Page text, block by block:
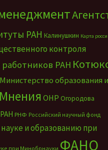
РАН Калинушкин Карта
контроля
РАН
Министерство образования и
Мнения ОНР Огородова
РАН РНФ Российский научный фонд
и образованию при
при Минобрнауки ФАНО